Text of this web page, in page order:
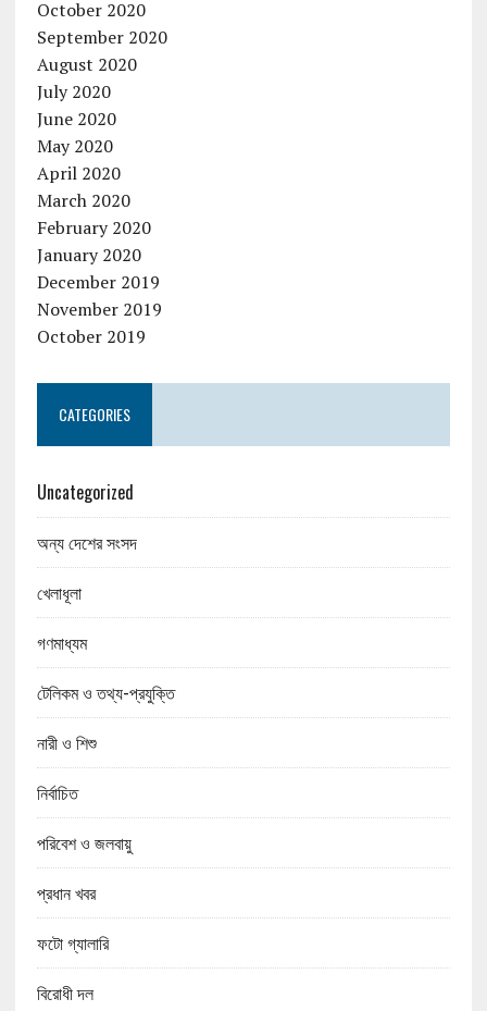
October 2020
September 2020
August 2020
July 2020
June 2020
May 2020
April 2020
March 2020
February 2020
January 2020
December 2019
November 2019
October 2019
CATEGORIES
Uncategorized
অন্য দেশের সংসদ
খেলাধূলা
গণমাধ্যম
টেলিকম ও তথ্য-প্রযুক্তি
নারী ও শিশু
নির্বাচিত
পরিবেশ ও জলবায়ু
প্রধান খবর
ফটো গ্যালারি
বিরোধী দল